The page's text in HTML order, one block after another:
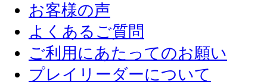
お客様の声
よくあるご質問
ご利用にあたってのお願い
プレイリーダーについて